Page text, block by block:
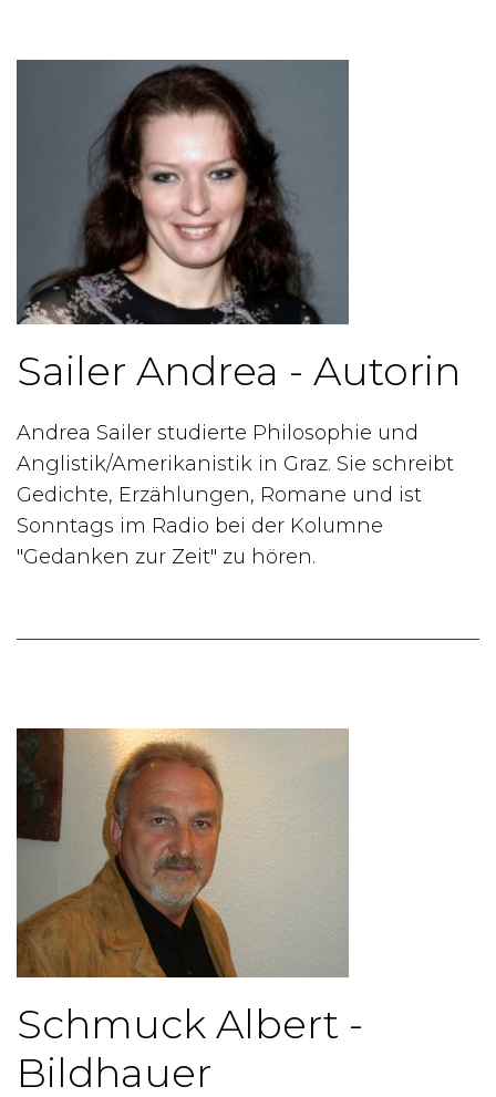
Sailer Andrea - Autorin
Andrea Sailer studierte Philosophie und
Anglistik/Amerikanistik in Graz. Sie schreibt
Gedichte, Erzählungen, Romane und ist
Sonntags im Radio bei der Kolumne
"Gedanken zur Zeit" zu hören.
Schmuck Albert -
Bildhauer